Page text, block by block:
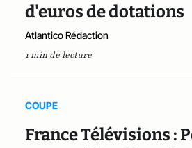
d'euros de dotations
Atlantico Rédaction
1 min de lecture
COUPE
France Télévisions :